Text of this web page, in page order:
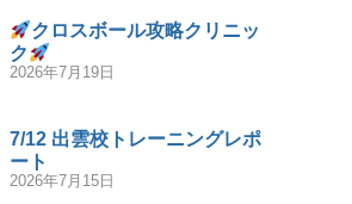
クロスボール攻略クリニッ
ク
2026年7月19日
7/12 出雲校トレーニングレポ
ート
2026年7月15日